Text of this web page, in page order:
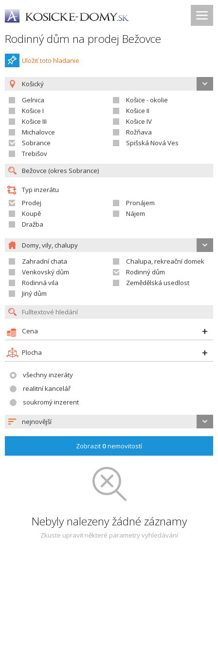
Rodinný dům na prodej Bežovce
Uložiť toto hladanie
Košický
Gelnica
Košice - okolie
Košice I
Košice II
Košice III
Košice IV
Michalovce
Rožňava
Sobrance
Spišská Nová Ves
Trebišov
Typ inzerátu
Prodej
Pronájem
Koupě
Nájem
Dražba
Domy, vily, chalupy
Zahradní chata
Chalupa, rekreační domek
Venkovský dům
Rodinný dům
Rodinná vila
Zemědělská usedlost
Jiný dům
Cena
Plocha
všechny inzeráty
realitní kancelář
soukromý inzerent
nejnovější
Zobrazit 0nemovitostí
Nebyly nalezeny žádné záznamy
Zkuste upravit některé parametry vyhledávání